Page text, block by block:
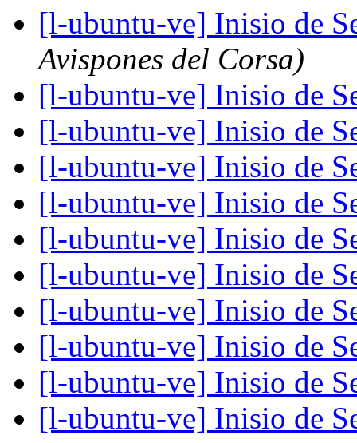
[l-ubuntu-ve] Inisio de
Avispones del Corsa)
[l-ubuntu-ve] Inisio de
[l-ubuntu-ve] Inisio de
[l-ubuntu-ve] Inisio de
[l-ubuntu-ve] Inisio de
[l-ubuntu-ve] Inisio de
[l-ubuntu-ve] Inisio de
[l-ubuntu-ve] Inisio de
[l-ubuntu-ve] Inisio de
[l-ubuntu-ve] Inisio de
[l-ubuntu-ve] Inisio de